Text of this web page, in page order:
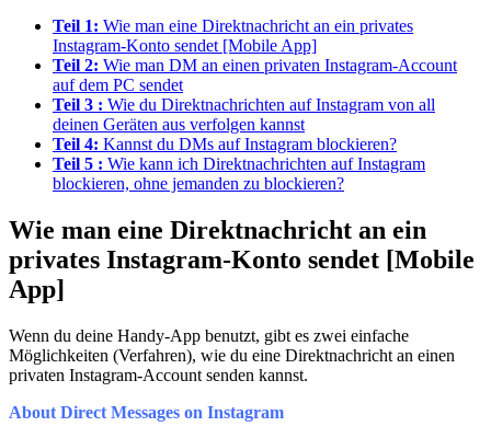
Teil 1: Wie man eine Direktnachricht an ein privates
Instagram-Konto sendet [Mobile App]
Teil 2: Wie man DM an einen privaten Instagram-Account
auf dem PC sendet
Teil 3 : Wie du Direktnachrichten auf Instagram von all
deinen Geräten aus verfolgen kannst
Teil 4: Kannst du DMs auf Instagram blockieren?
Teil 5 : Wie kann ich Direktnachrichten auf Instagram
blockieren, ohne jemanden zu blockieren?
Wie man eine Direktnachricht an ein
privates Instagram-Konto sendet [Mobile
App]
Wenn du deine Handy-App benutzt, gibt es zwei einfache
Möglichkeiten (Verfahren), wie du eine Direktnachricht an einen
privaten Instagram-Account senden kannst.
About Direct Messages on Instagram